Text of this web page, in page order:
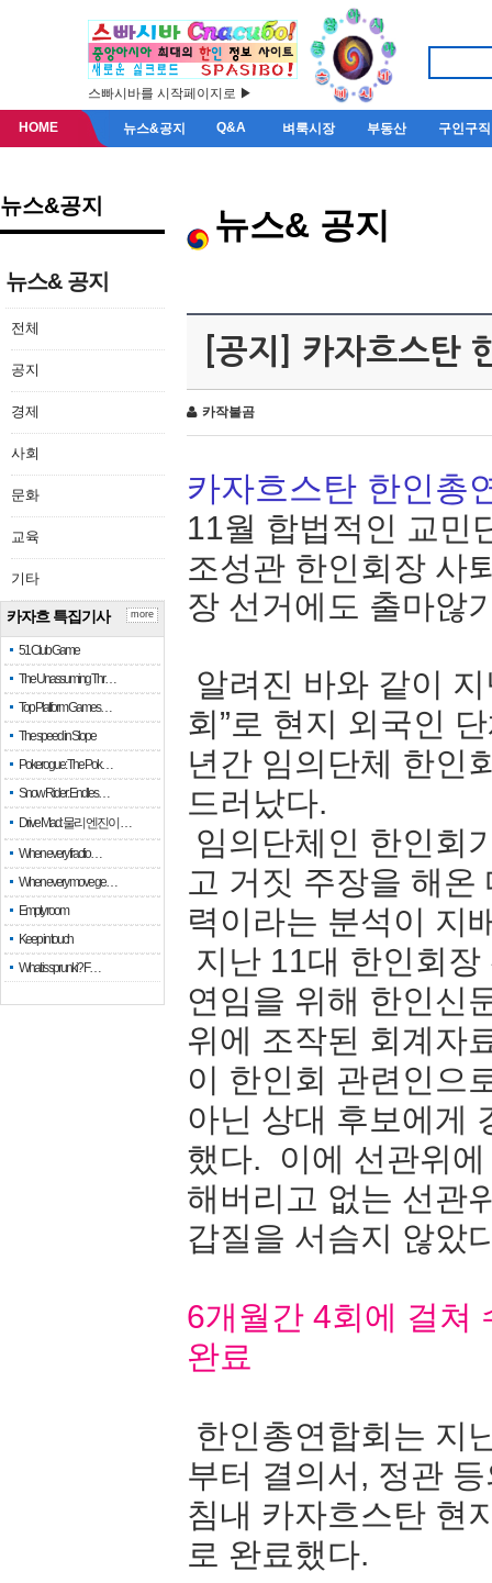
스빠시바를 시작페이지로 ▶
HOME 뉴스&공지 Q&A 벼룩시장 부동산 구인구직
뉴스&공지
뉴스& 공지
전체
공지
경제
사회
문화
교육
기타
카자흐 특집기사
51 Club Game
The Unassuming Thr…
Top Platform Games…
The speed in Slope
Pokerogue: The Pok…
Snow Rider: Endles…
Drive Mad: 물리 엔진이 …
When every fractio…
When every move ge…
Empty room
Keep in touch
What is sprunki? F…
more
뉴스& 공지
[공지] 카자흐스탄
카작불곰
카자흐스탄 한인총
11월 합법적인 교민
조성관 한인회장 사
장 선거에도 출마않
알려진 바와 같이
회”로 현지 외국인
년간 임의단체 한인
드러났다.
임의단체인 한인회
고 거짓 주장을 해
력이라는 분석이 지
지난 11대 한인회
연임을 위해 한인신
위에 조작된 회계자
이 한인회 관련인으
아닌 상대 후보에게
했다. 이에 선관위
해버리고 없는 선관
갑질을 서슴지 않았
6개월간 4회에 걸쳐
완료
한인총연합회는 지
부터 결의서, 정관
침내 카자흐스탄 현
로 완료했다.